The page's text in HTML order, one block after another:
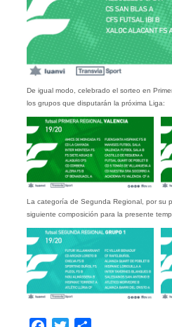
De igual modo, celebrado el sorteo en
los grupos que disputarán la próxima Liga:
La categoría de Segunda Regional, por su
siguiente composición para la presente